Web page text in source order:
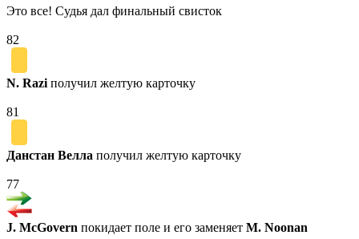
Это все! Судья дал финальный свисток
82
N. Razi получил желтую карточку
81
Данстан Велла получил желтую карточку
77
J. McGovern покидает поле и его заменяет M. Noonan